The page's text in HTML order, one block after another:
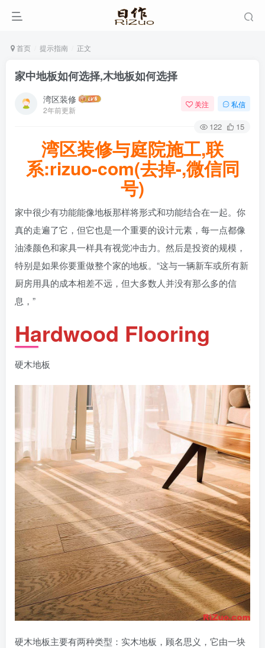
首页 提示指南 正文
家中地板如何选择,木地板如何选择
湾区装修
2年前更新
关注 私信
122 15
湾区装修与庭院施工,联
系:rizuo-com(去掉-,微信同
号)
家中很少有功能能像地板那样将形式和功能结合在一起。你
真的走遍了它，但它也是一个重要的设计元素，每一点都像
油漆颜色和家具一样具有视觉冲击力。然后是投资的规模，
特别是如果你要重做整个家的地板。“这与一辆新车或所有新
厨房用具的成本相差不远，但大多数人并没有那么多的信
息，”
Hardwood Flooring
硬木地板
硬木地板主要有两种类型：实木地板，顾名思义，它由一块